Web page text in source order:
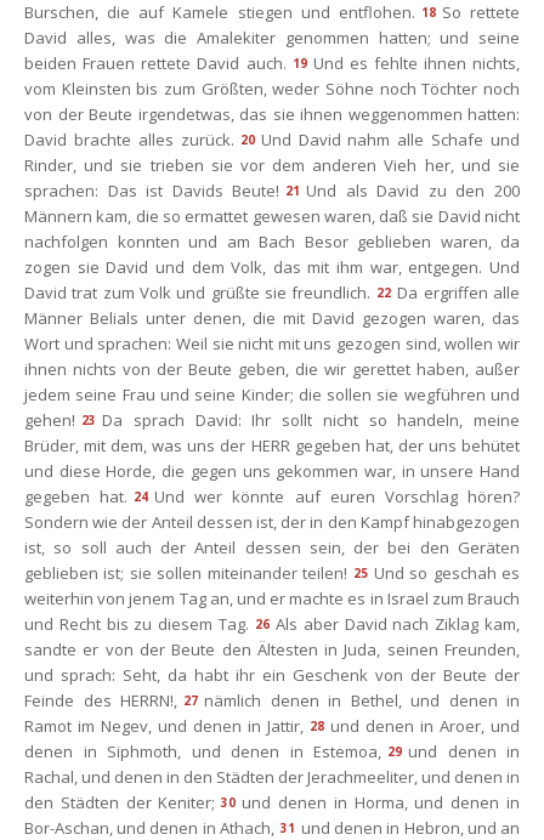
Burschen, die auf Kamele stiegen und entflohen. 18 So rettete
David alles, was die Amalekiter genommen hatten; und seine
beiden Frauen rettete David auch. 19 Und es fehlte ihnen nichts,
vom Kleinsten bis zum Größten, weder Söhne noch Töchter noch
von der Beute irgendetwas, das sie ihnen weggenommen hatten:
David brachte alles zurück. 20 Und David nahm alle Schafe und
Rinder, und sie trieben sie vor dem anderen Vieh her, und sie
prachen: Das ist Davids Beute! 21 Und als David zu den 200
Männern kam, die so ermattet gewesen waren, daß sie David nicht
nachfolgen konnten und am Bach Besor geblieben waren, da
zogen sie David und dem Volk, das mit ihm war, entgegen. Und
David trat zum Volk und grüßte sie freundlich. 22 Da ergriffen alle
Männer Belials unter denen, die mit David gezogen waren, das
Wort und sprachen: Weil sie nicht mit uns gezogen sind, wollen wir
ihnen nichts von der Beute geben, die wir gerettet haben, außer
jedem seine Frau und seine Kinder; die sollen sie wegführen und
gehen! 23 Da sprach David: Ihr sollt nicht so handeln, meine
Brüder, mit dem, was uns der HERR gegeben hat, der uns behütet
und diese Horde, die gegen uns gekommen war, in unsere Hand
gegeben hat. 24 Und wer könnte auf euren Vorschlag hören?
Sondern wie der Anteil dessen ist, der in den Kampf hinabgezogen
ist, so soll auch der Anteil dessen sein, der bei den Geräten
geblieben ist; sie sollen miteinander teilen! 25 Und so geschah es
weiterhin von jenem Tag an, und er machte es in Israel zum Brauch
und Recht bis zu diesem Tag. 26 Als aber David nach Ziklag kam,
andte er von der Beute den Ältesten in Juda, seinen Freunden,
und sprach: Seht, da habt ihr ein Geschenk von der Beute der
Feinde des HERRN!, 27 nämlich denen in Bethel, und denen in
Ramot im Negev, und denen in Jattir, 28 und denen in Aroer, und
denen in Siphmoth, und denen in Estemoa, 29 und denen in
Rachal, und denen in den Städten der Jerachmeeliter, und denen in
den Städten der Keniter; 30 und denen in Horma, und denen in
Bor-Aschan, und denen in Athach, 31 und denen in Hebron, und an